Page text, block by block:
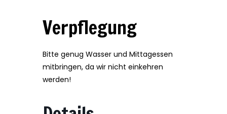
Verpflegung
Bitte genug Wasser und Mittagessen
mitbringen, da wir nicht einkehren
werden!